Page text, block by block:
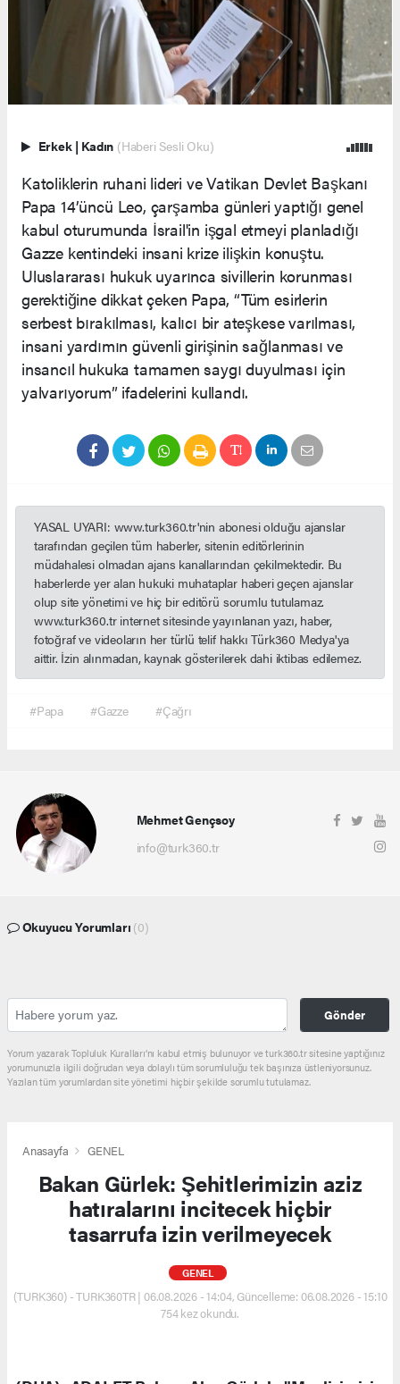
Erkek | Kadın (Haberi Sesli Oku)
Katoliklerin ruhani lideri ve Vatikan Devlet Başkanı
Papa 14’üncü Leo, çarşamba günleri yaptığı genel
kabul oturumunda İsrail'in işgal etmeyi planladığı
Gazze kentindeki insani krize ilişkin konuştu.
Uluslararası hukuk uyarınca sivillerin korunması
gerektiğine dikkat çeken Papa, “Tüm esirlerin
serbest bırakılması, kalıcı bir ateşkese varılması,
insani yardımın güvenli girişinin sağlanması ve
insancıl hukuka tamamen saygı duyulması için
yalvarıyorum” ifadelerini kullandı.
YASAL UYARI: www.turk360.tr'nin abonesi olduğu ajanslar
tarafından geçilen tüm haberler, sitenin editörlerinin
müdahalesi olmadan ajans kanallarından çekilmektedir. Bu
haberlerde yer alan hukuki muhataplar haberi geçen ajanslar
olup site yönetimi ve hiç bir editörü sorumlu tutulamaz.
www.turk360.tr internet sitesinde yayınlanan yazı, haber,
fotoğraf ve videoların her türlü telif hakkı Türk360 Medya'ya
aittir. İzin alınmadan, kaynak gösterilerek dahi iktibas edilemez.
#Papa #Gazze #Çağrı
Mehmet Gençsoy
info@turk360.tr
Okuyucu Yorumları (0)
Gönder
Yorum yazarak Topluluk Kuralları’nı kabul etmiş bulunuyor ve turk360.tr sitesine yaptığınız
yorumunuzla ilgili doğrudan veya dolaylı tüm sorumluluğu tek başınıza üstleniyorsunuz.
Yazılan tüm yorumlardan site yönetimi hiçbir şekilde sorumlu tutulamaz.
Anasayfa GENEL
Bakan Gürlek: Şehitlerimizin aziz
hatıralarını incitecek hiçbir
tasarrufa izin verilmeyecek
GENEL
(TURK360) - TURK360TR | 06.08.2026 - 14:04, Güncelleme: 06.08.2026 - 15:10
754 kez okundu.